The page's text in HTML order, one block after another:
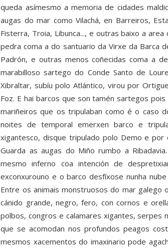
queda asímesmo a memoria de cidades
augas do mar como Vilachá, en Barreiros,
Fisterra, Troia, Libunca..., e outras baixo a
pedra coma a do santuario da Virxe da Barca
Padrón, e outras menos coñecidas coma a
marabilloso sartego do Conde Santo de
Xibraltar, subíu polo Atlántico, virou por
Foz. E hai barcos que son tamén sartegos
mariñeiros que os tripulaban como é o caso
noites de temporal emerxen barco e
xigantesco, disque tripulado polo Demo e
Guarda as augas do Miño rumbo a
mesmo inferno coa intención de
exconxurouno e o barco desfíxose nunha
Entre os animais monstruosos do mar galego
cánido grande, negro, fero, con cornos e
polbos, congros e calamares xigantes, serpes
que se acomodan nos profundos peagos
mesmos xacementos do imaxinario pode